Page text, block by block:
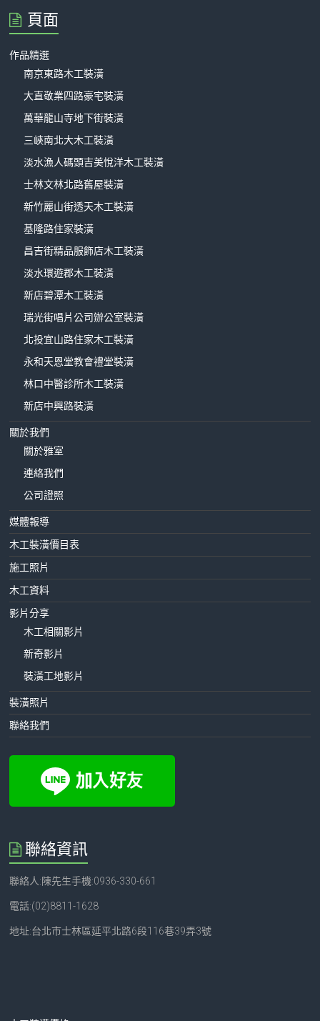
頁面
作品精選
南京東路木工裝潢
大直敬業四路豪宅裝潢
萬華龍山寺地下街裝潢
三峽南北大木工裝潢
淡水漁人碼頭吉美悅洋木工裝潢
士林文林北路舊屋裝潢
新竹麗山街透天木工裝潢
基隆路住家裝潢
昌吉街精品服飾店木工裝潢
淡水環遊郡木工裝潢
新店碧潭木工裝潢
瑞光街唱片公司辦公室裝潢
北投宜山路住家木工裝潢
永和天恩堂教會禮堂裝潢
林口中醫診所木工裝潢
新店中興路裝潢
關於我們
關於雅室
連絡我們
公司證照
媒體報導
木工裝潢價目表
施工照片
木工資料
影片分享
木工相關影片
新奇影片
裝潢工地影片
裝潢照片
聯絡我們
聯絡資訊
聯絡人:陳先生手機:0936-330-661
電話:(02)8811-1628
地址:台北市士林區延平北路6段116巷39弄3號